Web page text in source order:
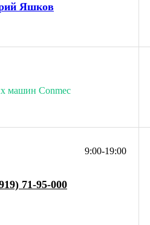
Яшков
машин Conmec
9:00-19:00
71-95-000